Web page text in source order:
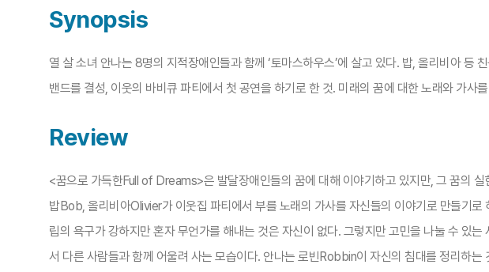
Synopsis
열 살 소녀 안나는 8명의 지적장애인들과 함께 ‘토마스하우스’에 살고 있다. 밥, 올리비아 등
밴드를 결성, 이웃의 바비큐 파티에서 첫 공연을 하기로 한 것. 미래의 꿈에 대한 노래와 가사
Review
<꿈으로 가득한Full of Dreams>은 발달장애인들의 꿈에 대해 이야기하고 있지만, 그 꿈의
밥Bob, 올리비아Olivier가 이웃집 파티에서 부를 노래의 가사를 자신들의 이야기로 만들기
립의 욕구가 강하지만 혼자 무언가를 해내는 것은 자신이 없다. 그렇지만 고민을 나눌 수 있
서 다른 사람들과 함께 어울려 사는 모습이다. 안나는 로빈Robbin이 자신의 침대를 정리하